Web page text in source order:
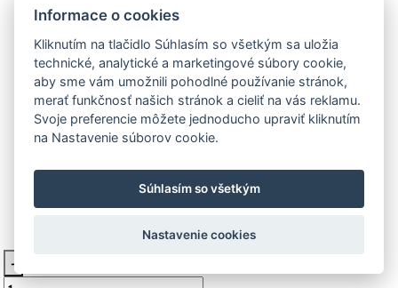
Kanlux BONIS DSO-C Ozdobný
prsten-komponent svetidla 28701
osvetlenia Ozdobný prsten-komponent osvetlenia,
Na požiadanie
-
Informace o cookies
Kliknutím na tlačidlo Súhlasím so všetkým sa uložia
technické, analytické a marketingové súbory cookie,
aby sme vám umožnili pohodlné používanie stránok,
merať funkčnosť našich stránok a cieliť na vás reklamu.
Svoje preferencie môžete jednoducho upraviť kliknutím
na Nastavenie súborov cookie.
Súhlasím so všetkým
Nastavenie cookies